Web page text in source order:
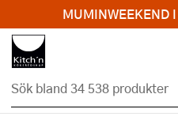
Hopp till huvudinnehållet